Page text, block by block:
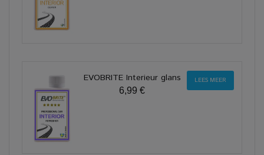
EVOBRITE Interieur glans
6,99 €
LEES MEER